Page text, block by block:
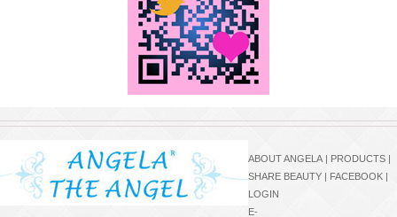
ABOUT ANGELA | PRODUCTS |
SHARE BEAUTY | FACEBOOK |
LOGIN
E-